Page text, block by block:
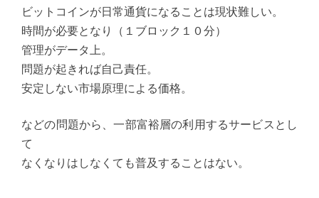
ビットコインが日常通貨になることは現状難しい。
時間が必要となり（１ブロック１０分）
管理がデータ上。
問題が起きれば自己責任。
安定しない市場原理による価格。
などの問題から、一部富裕層の利用するサービスとし
て
なくなりはしなくても普及することはない。